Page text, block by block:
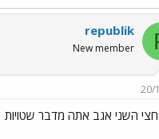
republik
New member
20/
השני אגב אתה מדבר שטויות